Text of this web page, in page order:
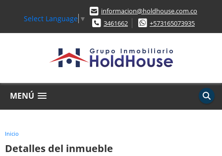
Select Language ▼
informacion@holdhouse.com.co
3461662
+573165073935
MENÚ
Inicio
Detalles del inmueble